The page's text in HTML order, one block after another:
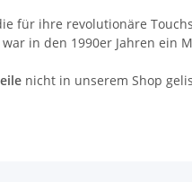
für ihre revolutionäre
in den 1990er Jahren ein
nicht in unserem Shop